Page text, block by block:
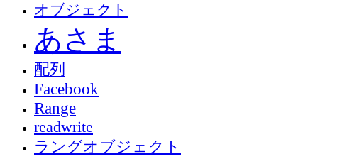
オブジェクト
あさま
配列
Facebook
Range
readwrite
ラングオブジェクト